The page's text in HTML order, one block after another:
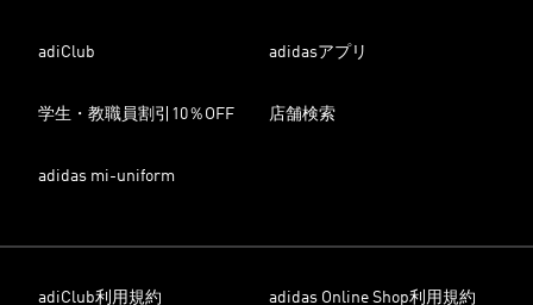
adiClub adidasアプリ
学生・教職員割引10％OFF 店舗検索
adidas mi-uniform
adiClub利用規約 adidas Online Shop利用規約